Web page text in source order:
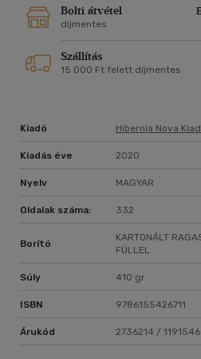
E kötet a 14. abban a
és fordítói munkásságát dícséri.
Bolti átvétel
díjmentes
Szállítás
15 000 Ft felett díjmentes
Kiadó Hibernia Nova
Kiadás éve 2020
Nyelv MAGYAR
Oldalak száma: 332
Borító
KARTONÁLT
FÜLLEL
Súly 410 gr
ISBN 9786155426711
Árukód 2736214 / 1191546